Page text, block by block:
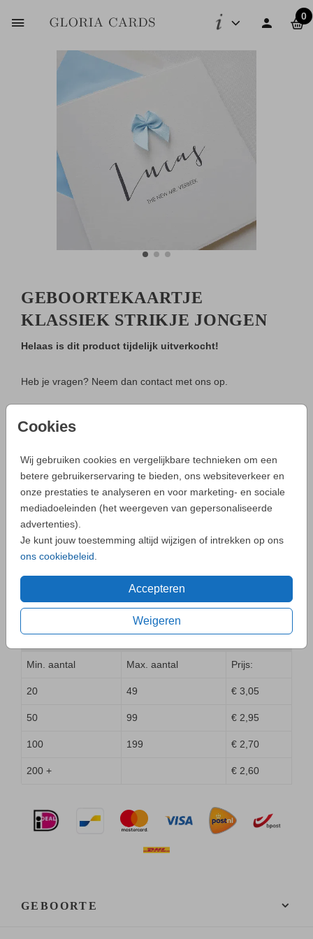
0
Cookies
Wij gebruiken cookies en vergelijkbare technieken om een
betere gebruikerservaring te bieden, ons websiteverkeer en
onze prestaties te analyseren en voor marketing- en sociale
mediadoeleinden (het weergeven van gepersonaliseerde
advertenties).
Je kunt jouw toestemming altijd wijzigen of intrekken op ons
ons cookiebeleid
Accepteren
Weigeren
GEBOORTEKAARTJE
KLASSIEK STRIKJE JONGEN
Helaas is dit product tijdelijk uitverkocht!
Heb je vragen? Neem dan contact met ons op.
- Zo maak je altijd een unieke kaart
Neemcontact met ons op als je een vraag hebt.
Geboortekaartje klassiek strikje jongen
OVERZICHT PRIJZEN -
GEBOORTEKAARTJE KLASSIEK STRIKJE
Min. aantal Max. aantal Prijs:
20 49 € 3,05
50 99 € 2,95
100 199 € 2,70
200 + € 2,60
GEBOORTE